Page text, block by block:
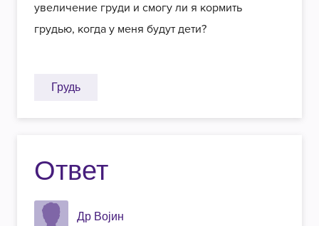
увеличение груди и смогу ли я кормить
грудью, когда у меня будут дети?
Грудь
Ответ
Др Војин